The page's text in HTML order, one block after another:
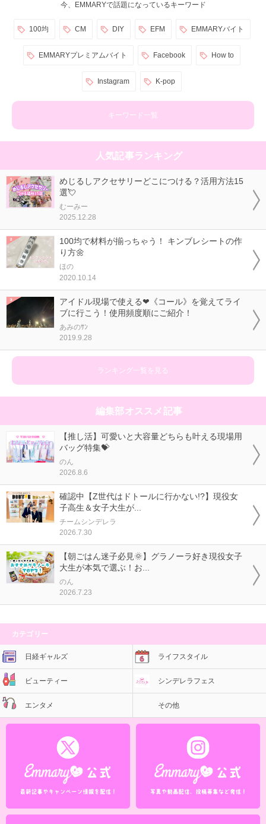
今、EMMARYで話題になっているキーワード
100均 CM DIY EFM EMMARYバイト
EMMARYプレミアムバイト Facebook How to
Instagram K-pop
キーワード一覧
人気記事ランキング
めじるしアクセサリーどこにつける？活用方法15
選💘
むーみー
2025.12.28
100均で材料が揃っちゃう！ キンブレシートの作
り方🌼
ほの
2020.10.14
アイドル現場で使える❤《コール》を覚えてライ
ブに行こう！使用頻度順にご紹介！
あみのｻﾝ
2019.9.28
ランキング一覧を見る
編集部オススメ記事
【推し活】可愛いと大容量どちらも叶える現場用
バッグ特集💝
のん
2026.8.6
確認中【Z世代はドトールに行かない!?】現役女
子高生＆女子大生が...
チームシンデレラ
2026.7.30
【朝ごはん迷子必見🌞】グラノーラ好き現役女子
大生が本気で選ぶ！お...
のん
2026.7.23
カテゴリー
日経ギャルズ ライフスタイル
ビューティー シンデレラフェス
エンタメ その他